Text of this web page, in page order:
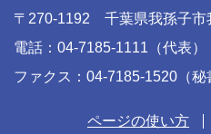
〒270-1192 千葉県我孫子市
電話：04-7185-1111（代表）
ファクス：04-7185-1520（秘
ページの使い方